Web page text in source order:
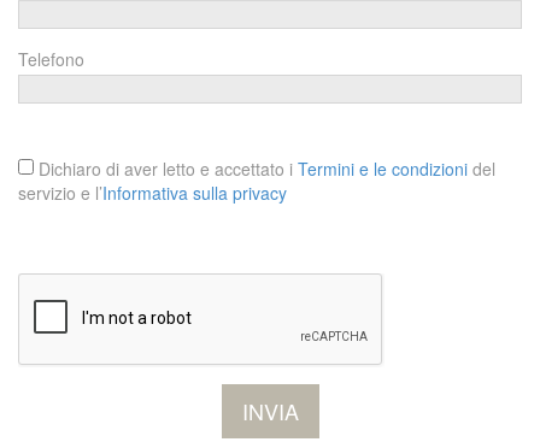
Telefono
Dichiaro di aver letto e accettato i Termini e le condizioni del
servizio e l’Informativa sulla privacy